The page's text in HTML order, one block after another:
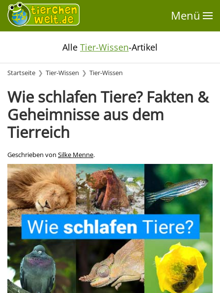
Menü
Alle Tier-Wissen-Artikel
Startseite Tier-Wissen Tier-Wissen
Wie schlafen Tiere? Fakten &
Geheimnisse aus dem
Tierreich
Geschrieben von Silke Menne.